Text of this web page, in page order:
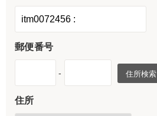
郵便番号
- 住所検索
住所